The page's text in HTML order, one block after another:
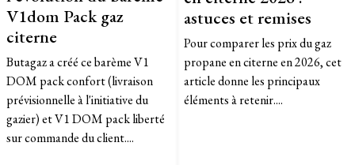
V1dom Pack gaz
citerne
Butagaz a créé ce barème V1
DOM pack confort (livraison
prévisionnelle à l'initiative du
gazier) et V1 DOM pack liberté
sur commande du client....
astuces et remises
Pour comparer les prix du gaz
propane en citerne en 2026, cet
article donne les principaux
éléments à retenir....